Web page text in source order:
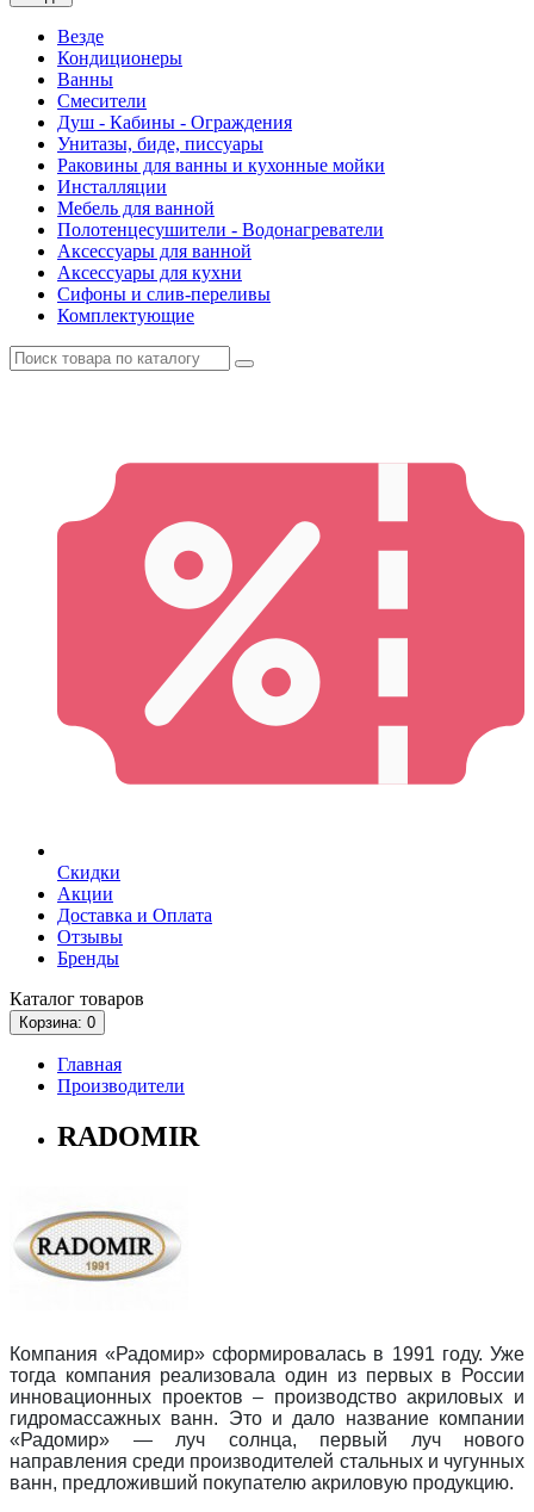
Везде
Кондиционеры
Ванны
Смесители
Душ - Кабины - Ограждения
Унитазы, биде, писсуары
Раковины для ванны и кухонные мойки
Инсталляции
Мебель для ванной
Полотенцесушители - Водонагреватели
Аксессуары для ванной
Аксессуары для кухни
Сифоны и слив-переливы
Комплектующие
Скидки
Акции
Доставка и Оплата
Отзывы
Бренды
Каталог товаров
Корзина: 0
Главная
Производители
RADOMIR
Компания «Радомир» сформировалась в 1991 году. Уже
тогда компания реализовала один из первых в России
инновационных проектов – производство акриловых и
гидромассажных ванн. Это и дало название компании
«Радомир» — луч солнца, первый луч нового
направления среди производителей стальных и чугунных
ванн, предложивший покупателю акриловую продукцию.